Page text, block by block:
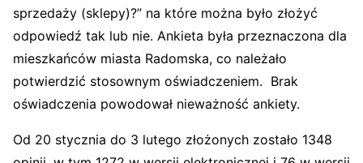
sprzedaży (sklepy)?” na które można było złożyć
odpowiedź tak lub nie. Ankieta była przeznaczona dla
mieszkańców miasta Radomska, co należało
potwierdzić stosownym oświadczeniem. Brak
oświadczenia powodował nieważność ankiety.
Od 20 stycznia do 3 lutego złożonych zostało 1348